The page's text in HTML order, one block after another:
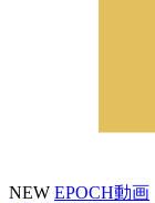
NEW EPOCH動画